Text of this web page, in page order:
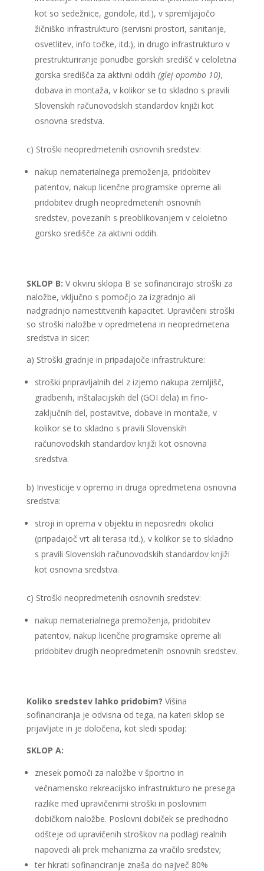
kot so sedežnice, gondole, itd.), v spremljajočo
žičniško infrastrukturo (servisni prostori, sanitarije,
osvetlitev, info točke, itd.), in drugo infrastrukturo v
prestrukturiranje ponudbe gorskih središč v celoletna
gorska središča za aktivni oddih (glej opombo 10),
dobava in montaža, v kolikor se to skladno s pravili
Slovenskih računovodskih standardov knjiži kot
osnovna sredstva.
c) Stroški neopredmetenih osnovnih sredstev:
nakup nematerialnega premoženja, pridobitev
patentov, nakup licenčne programske opreme ali
pridobitev drugih neopredmetenih osnovnih
sredstev, povezanih s preoblikovanjem v celoletno
gorsko središče za aktivni oddih.
SKLOP B: V okviru sklopa B se sofinancirajo stroški za
naložbe, vključno s pomočjo za izgradnjo ali
nadgradnjo namestitvenih kapacitet. Upravičeni stroški
so stroški naložbe v opredmetena in neopredmetena
sredstva in sicer:
a) Stroški gradnje in pripadajoče infrastrukture:
stroški pripravljalnih del z izjemo nakupa zemljišč,
gradbenih, inštalacijskih del (GOI dela) in fino-
zaključnih del, postavitve, dobave in montaže, v
kolikor se to skladno s pravili Slovenskih
računovodskih standardov knjiži kot osnovna
sredstva.
b) Investicije v opremo in druga opredmetena osnovna
sredstva:
stroji in oprema v objektu in neposredni okolici
(pripadajoč vrt ali terasa itd.), v kolikor se to skladno
s pravili Slovenskih računovodskih standardov knjiži
kot osnovna sredstva.
c) Stroški neopredmetenih osnovnih sredstev:
nakup nematerialnega premoženja, pridobitev
patentov, nakup licenčne programske opreme ali
pridobitev drugih neopredmetenih osnovnih sredstev.
Koliko sredstev lahko pridobim? Višina
sofinanciranja je odvisna od tega, na kateri sklop se
prijavljate in je določena, kot sledi spodaj:
SKLOP A:
znesek pomoči za naložbe v športno in
večnamensko rekreacijsko infrastrukturo ne presega
razlike med upravičenimi stroški in poslovnim
dobičkom naložbe. Poslovni dobiček se predhodno
odšteje od upravičenih stroškov na podlagi realnih
napovedi ali prek mehanizma za vračilo sredstev;
ter hkrati sofinanciranje znaša do največ 80%